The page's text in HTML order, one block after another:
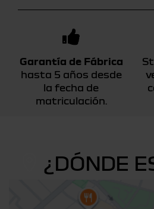
Garantía de Fábrica
hasta 5 años desde
la fecha de
matriculación.
¿DÓNDE